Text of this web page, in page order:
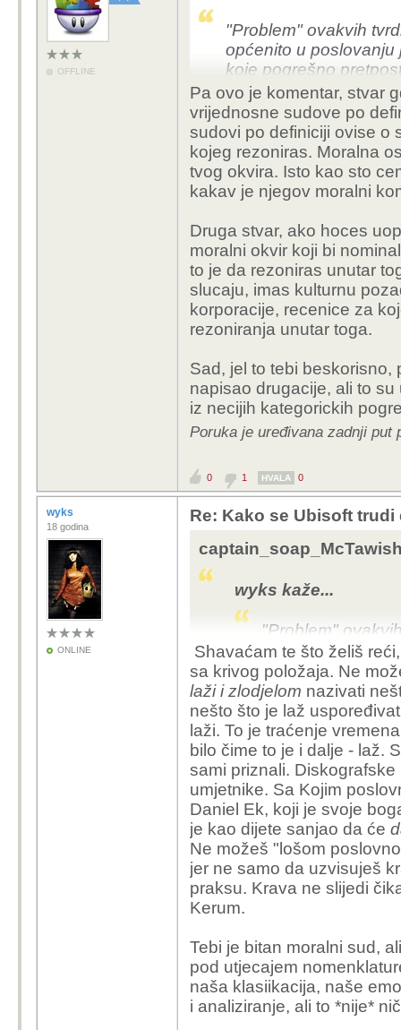
OFFLINE
"Problem" ovakvih
općenito u poslovanju
koje pogrešno
Pa ovo je komentar, stvar
vrijednosne sudove po
sudovi po definiciji ovise o
kojeg rezoniras. Moralna
tvog okvira. Isto kao sto
kakav je njegov moralni
Druga stvar, ako hoces
moralni okvir koji bi
to je da rezoniras unutar
slucaju, imas kulturnu
korporacije, recenice za
rezoniranja unutar toga.
Sad, jel to tebi beskorisno,
napisao drugacije, ali to
iz necijih kategorickih
Poruka je uređivana zadnji put
0 1 HVALA 0
wyks
18 godina
ONLINE
Re: Kako se Ubisoft trudi
wyks kaže...
"Problem"
već i općenito u
sudove za koje
slijede.
Pa ovo je komentar,
dakle vrijednosne
Vrijednosni sudovi
okviru unutar kojeg
se druga strana drzi
da je ubojica bez
Druga stvar, ako
neki moralni okvir koji
nacina da utvrdis to
glorificira trzisnu
uhvatio su upravo
Sad, jel to tebi
clanak napisao
Shavaćam te što želiš
sa krivog položaja. Ne
laži i zlodjelom nazivati
nešto što je laž
laži. To je traćenje
bilo čime to je i dalje - laž.
sami priznali.
umjetnike. Sa Kojim
Daniel Ek, koji je svoje
je kao dijete sanjao da će
Ne možeš "lošom
jer ne samo da uzvisuješ
praksu. Krava ne slijedi
Kerum.
Tebi je bitan moralni sud,
pod utjecajem
naša klasiikacija, naše
i analiziranje, ali to *nije*